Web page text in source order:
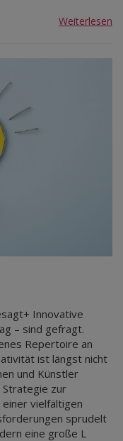
Weiterlesen
Innovative
– sind gefragt.
Repertoire an
ist längst nicht
und Künstler
Strategie zur
vielfältigen
sprudelt
eine große L